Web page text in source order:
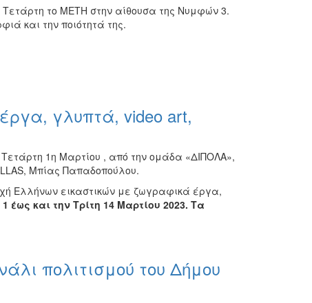
το ΜΕΤΗ στην αίθουσα της Νυμφών 3.
και την ποιότητά της.
γλυπτά, video art,
Τετάρτη 1η Μαρτίου , από την ομάδα «ΔΙΠΟΛΑ»,
Μπίας Παπαδοπούλου.
Ελλήνων εικαστικών με ζωγραφικά έργα,
έως και την Τρίτη 14 Μαρτίου 2023. Τα
πολιτισμού του Δήμου